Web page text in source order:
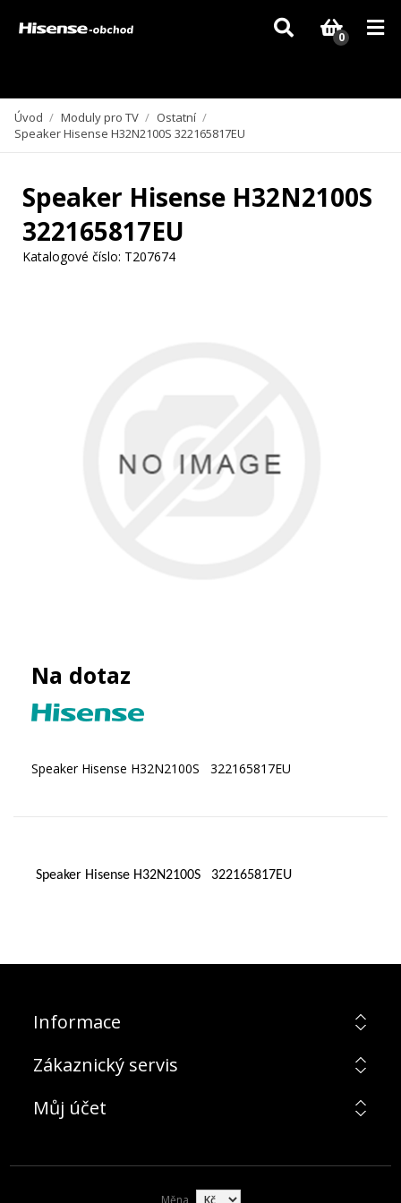
Vzhledem k aktuální situaci se může dodání dílů, které nejsou skladem,
zpozdit. Děkujeme za pochopení.
0
Úvod / Moduly pro TV / Ostatní /
Speaker Hisense H32N2100S 322165817EU
Speaker Hisense H32N2100S
322165817EU
Katalogové číslo: T207674
Na dotaz
Speaker Hisense H32N2100S 322165817EU
Speaker Hisense H32N2100S 322165817EU
Informace
Zákaznický servis
Můj účet